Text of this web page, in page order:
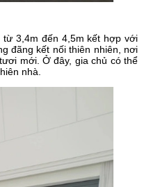
3,4m đến 4,5m kết hợp với
đãng kết nối thiên nhiên, nơi
mới. Ở đây, gia chủ có thể
nhà.